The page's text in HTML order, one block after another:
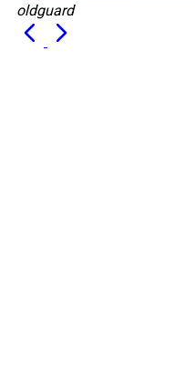
oldguard